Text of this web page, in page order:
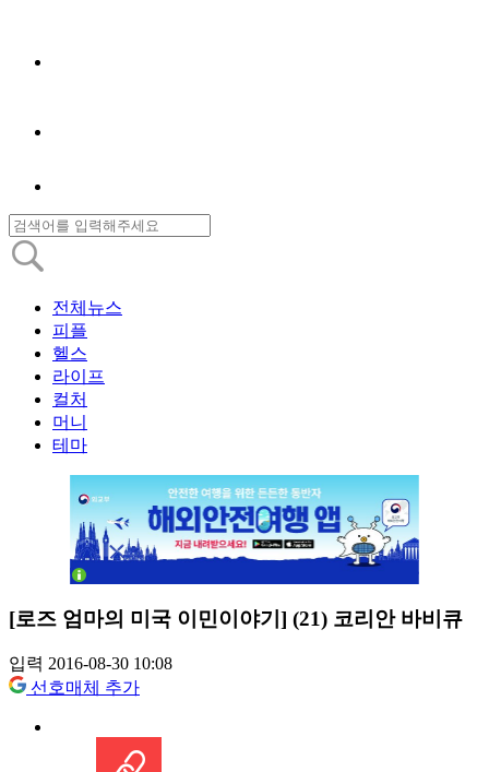
전체뉴스
피플
헬스
라이프
컬처
머니
테마
[로즈 엄마의 미국 이민이야기] (21) 코리안 바비큐
입력 2016-08-30 10:08
선호매체 추가